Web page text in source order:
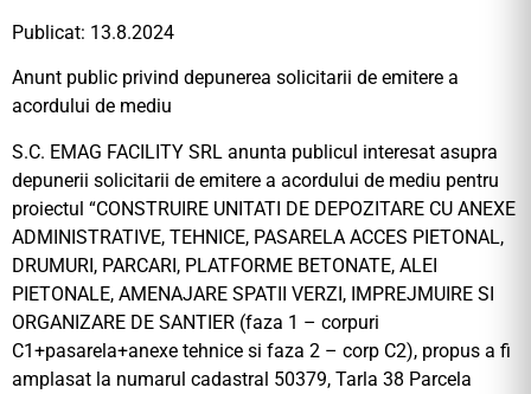
Publicat: 13.8.2024
Anunt public privind depunerea solicitarii de emitere a
acordului de mediu
S.C. EMAG FACILITY SRL anunta publicul interesat asupra
depunerii solicitarii de emitere a acordului de mediu pentru
proiectul “CONSTRUIRE UNITATI DE DEPOZITARE CU ANEXE
ADMINISTRATIVE, TEHNICE, PASARELA ACCES PIETONAL,
DRUMURI, PARCARI, PLATFORME BETONATE, ALEI
PIETONALE, AMENAJARE SPATII VERZI, IMPREJMUIRE SI
ORGANIZARE DE SANTIER (faza 1 – corpuri
C1+pasarela+anexe tehnice si faza 2 – corp C2), propus a fi
amplasat la numarul cadastral 50379, Tarla 38 Parcela